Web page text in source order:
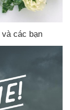
và các bạn